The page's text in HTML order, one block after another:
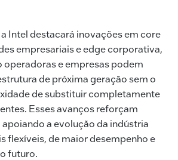
Intel destacará inovações em core
empresariais e edge corporativa,
e empresas podem
de próxima geração sem o
de substituir completamente
Esses avanços reforçam
a evolução da indústria
flexíveis, de maior desempenho e
futuro.